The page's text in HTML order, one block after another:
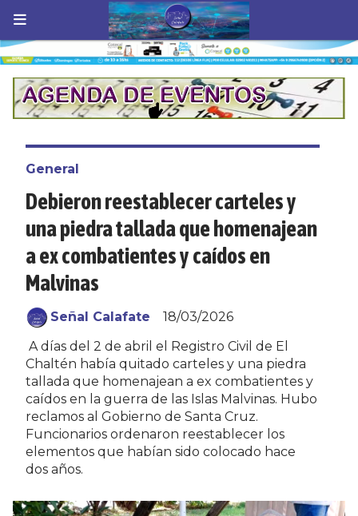
Debieron reestablecer carteles y
una piedra tallada que homenajean
a ex combatientes y caídos en
Malvinas
A días del 2 de abril el Registro Civil de El
Chaltén había quitado carteles y una piedra
tallada que homenajean a ex combatientes y
caídos en la guerra de las Islas Malvinas. Hubo
reclamos al Gobierno de Santa Cruz.
Funcionarios ordenaron reestablecer los
elementos que habían sido colocado hace
dos años.
General
18/03/2026
Señal Calafate